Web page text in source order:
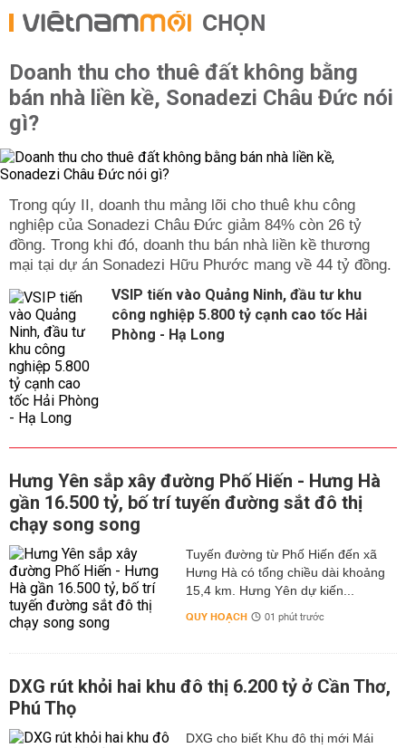
CHỌN
Doanh thu cho thuê đất không bằng
bán nhà liền kề, Sonadezi Châu Đức nói
gì?
Trong qúy II, doanh thu mảng lõi cho thuê khu công
nghiệp của Sonadezi Châu Đức giảm 84% còn 26 tỷ
đồng. Trong khi đó, doanh thu bán nhà liền kề thương
mại tại dự án Sonadezi Hữu Phước mang về 44 tỷ đồng.
VSIP tiến vào Quảng Ninh, đầu tư khu
công nghiệp 5.800 tỷ cạnh cao tốc Hải
Phòng - Hạ Long
Hưng Yên sắp xây đường Phố Hiến - Hưng Hà
gần 16.500 tỷ, bố trí tuyến đường sắt đô thị
chạy song song
Tuyến đường từ Phố Hiến đến xã
Hưng Hà có tổng chiều dài khoảng
15,4 km. Hưng Yên dự kiến...
QUY HOẠCH 01 phút trước
DXG rút khỏi hai khu đô thị 6.200 tỷ ở Cần Thơ,
Phú Thọ
DXG cho biết Khu đô thị mới Mái